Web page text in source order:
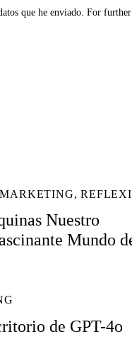
que he enviado. For
MARKETING,
Nuestro
Mundo
de GPT-4o